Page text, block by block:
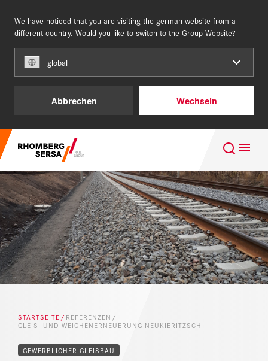
We have noticed that you are visiting the german website from a
different country. Would you like to switch to the Group Website?
global
Abbrechen Wechseln
REFERENZEN
NEWS
Leistungen und Produkte
Über uns
Karriere
DEUTSCHLAND
Suchempfehlungen
Karriere - Building for the future
Nachhaltigkeit
Digital Rail Services
STARTSEITE REFERENZEN
GLEIS- UND WEICHENERNEUERUNG NEUKIERITZSCH
GEWERBLICHER GLEISBAU